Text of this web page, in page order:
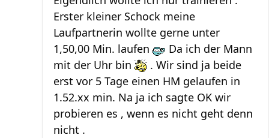
Erster kleiner Schock meine
Laufpartnerin wollte gerne unter
1,50,00 Min. laufen
Da ich der Mann
mit der Uhr bin
. Wir sind ja beide
erst vor 5 Tage einen HM gelaufen in
1.52.xx min. Na ja ich sagte OK wir
probieren es , wenn es nicht geht denn
nicht .